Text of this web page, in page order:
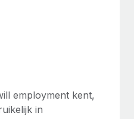
Gusto- en Xero-
en...
employment kent,
in